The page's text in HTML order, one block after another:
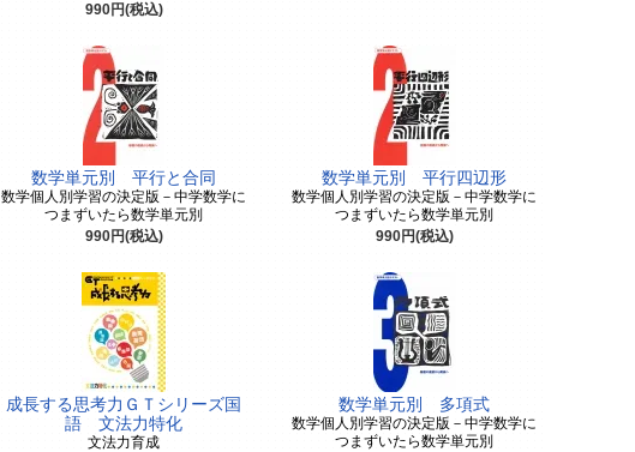
990円(税込)
数学単元別 平行と合同
数学個人別学習の決定版－中学数学に
つまずいたら数学単元別
990円(税込)
数学単元別 平行四辺形
数学個人別学習の決定版－中学数学に
つまずいたら数学単元別
990円(税込)
成長する思考力ＧＴシリーズ国
語 文法力特化
文法力育成
数学単元別 多項式
数学個人別学習の決定版－中学数学に
つまずいたら数学単元別